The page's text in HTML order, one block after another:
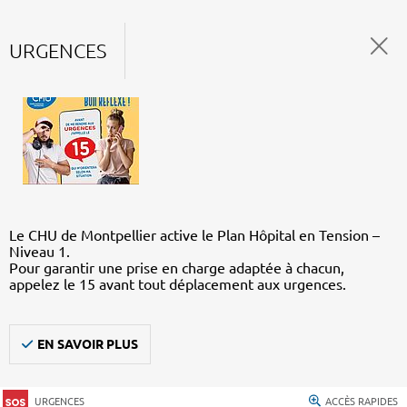
URGENCES
Le CHU de Montpellier active le Plan Hôpital en Tension –
Niveau 1.
Pour garantir une prise en charge adaptée à chacun,
appelez le 15 avant tout déplacement aux urgences.
EN SAVOIR PLUS
URGENCES ACCÈS RAPIDES